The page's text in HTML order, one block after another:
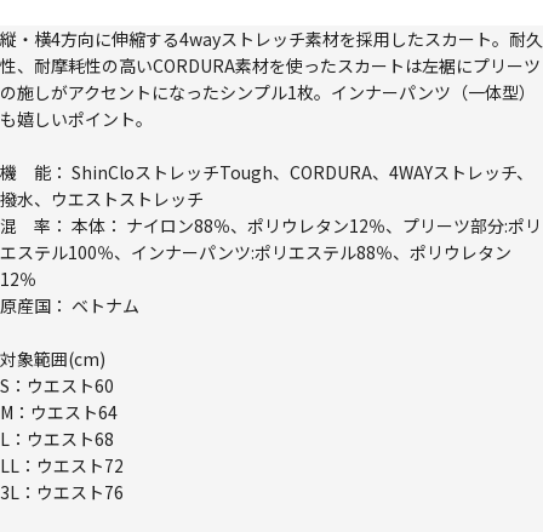
縦・横4方向に伸縮する4wayストレッチ素材を採用したスカート。耐久
性、耐摩耗性の高いCORDURA素材を使ったスカートは左裾にプリーツ
の施しがアクセントになったシンプル1枚。インナーパンツ（一体型）
も嬉しいポイント。
機 能： ShinCloストレッチTough、CORDURA、4WAYストレッチ、
撥水、ウエストストレッチ
混 率： 本体： ナイロン88％、ポリウレタン12％、プリーツ部分:ポリ
エステル100％、インナーパンツ:ポリエステル88％、ポリウレタン
12％
原産国： ベトナム
対象範囲(cm)
S：ウエスト60
M：ウエスト64
L：ウエスト68
LL：ウエスト72
3L：ウエスト76